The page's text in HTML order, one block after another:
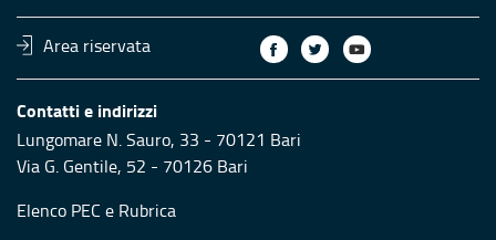
Area riservata
Contatti e indirizzi
Lungomare N. Sauro, 33 - 70121 Bari
Via G. Gentile, 52 - 70126 Bari
Elenco PEC e Rubrica